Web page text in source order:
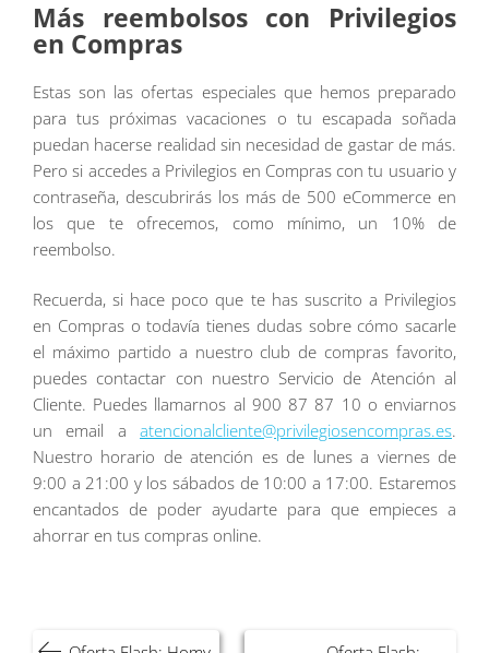
Más reembolsos con Privilegios
en Compras
Estas son las ofertas especiales que hemos preparado
para tus próximas vacaciones o tu escapada soñada
puedan hacerse realidad sin necesidad de gastar de más.
Pero si accedes a Privilegios en Compras con tu usuario y
contraseña, descubrirás los más de 500 eCommerce en
los que te ofrecemos, como mínimo, un 10% de
reembolso.
Recuerda, si hace poco que te has suscrito a Privilegios
en Compras o todavía tienes dudas sobre cómo sacarle
el máximo partido a nuestro club de compras favorito,
puedes contactar con nuestro Servicio de Atención al
Cliente. Puedes llamarnos al 900 87 87 10 o enviarnos
un email a atencionalcliente@privilegiosencompras.es.
Nuestro horario de atención es de lunes a viernes de
9:00 a 21:00 y los sábados de 10:00 a 17:00. Estaremos
encantados de poder ayudarte para que empieces a
ahorrar en tus compras online.
Navegación